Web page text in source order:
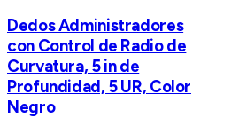
Dedos Administradores
con Control de Radio de
Curvatura, 5 in de
Profundidad, 5 UR, Color
Negro